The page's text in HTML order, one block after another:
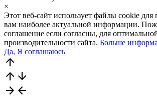
×
Этот веб-сайт использует файлы cookie для
вам наиболее актуальной информации.
соглашение если согласны, для
производительности сайта. Больше
Да, Я соглашаюсь
arrow_upward
arrow_upward arrow_downward
arrow_forward arrow_back